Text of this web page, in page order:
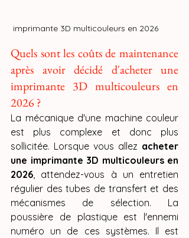
imprimante 3D multicouleurs en 2026
Quels sont les coûts de maintenance
après avoir décidé d'acheter une
imprimante 3D multicouleurs en
2026 ?
La mécanique d'une machine couleur
est plus complexe et donc plus
sollicitée. Lorsque vous allez acheter
une imprimante 3D multicouleurs en
2026 , attendez-vous à un entretien
régulier des tubes de transfert et des
mécanismes de sélection. La
poussière de plastique est l'ennemi
numéro un de ces systèmes. Il est